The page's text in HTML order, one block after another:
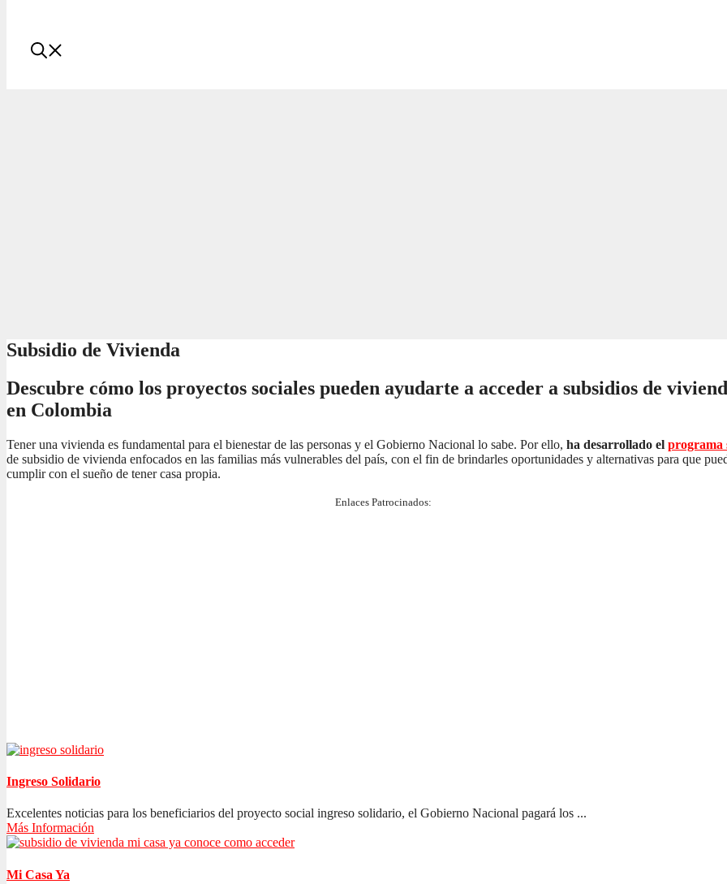
Subsidio de Vivienda
Descubre cómo los proyectos sociales pueden ayudarte a acceder a subsidios de
en Colombia
Tener una vivienda es fundamental para el bienestar de las personas y el Gobierno Nacional lo sabe. Por ello, ha desarrollado el programa
de subsidio de vivienda enfocados en las familias más vulnerables del país, con el fin de brindarles oportunidades y alternativas para que
cumplir con el sueño de tener casa propia.
Enlaces Patrocinados:
Ingreso Solidario
Excelentes noticias para los beneficiarios del proyecto social ingreso solidario, el Gobierno Nacional pagará los ...
Más Información
Mi Casa Ya